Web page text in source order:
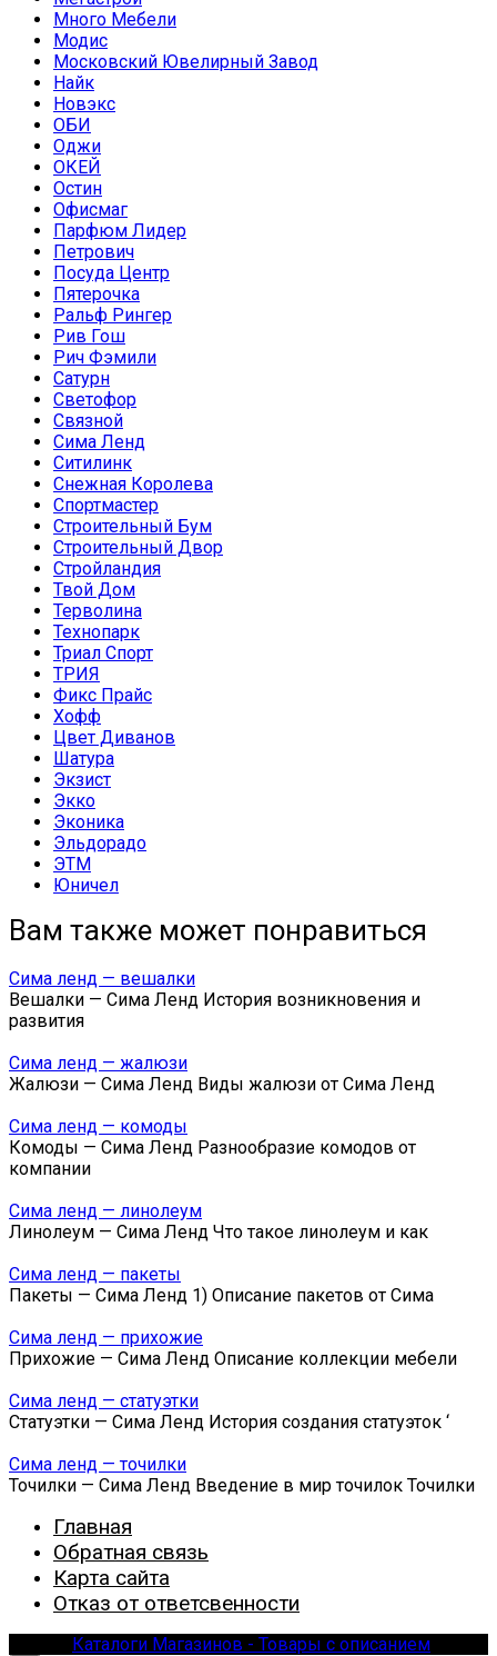
Много Мебели
Модис
Московский Ювелирный Завод
Найк
Новэкс
ОБИ
Оджи
ОКЕЙ
Остин
Офисмаг
Парфюм Лидер
Петрович
Посуда Центр
Пятерочка
Ральф Рингер
Рив Гош
Рич Фэмили
Сатурн
Светофор
Связной
Сима Ленд
Ситилинк
Снежная Королева
Спортмастер
Строительный Бум
Строительный Двор
Стройландия
Твой Дом
Терволина
Технопарк
Триал Спорт
ТРИЯ
Фикс Прайс
Хофф
Цвет Диванов
Шатура
Экзист
Экко
Эконика
Эльдорадо
ЭТМ
Юничел
Вам также может понравиться
Сима ленд — вешалки
Вешалки — Сима Ленд История возникновения и
развития
Сима ленд — жалюзи
Жалюзи — Сима Ленд Виды жалюзи от Сима Ленд
Сима ленд — комоды
Комоды — Сима Ленд Разнообразие комодов от
компании
Сима ленд — линолеум
Линолеум — Сима Ленд Что такое линолеум и как
Сима ленд — пакеты
Пакеты — Сима Ленд 1) Описание пакетов от Сима
Сима ленд — прихожие
Прихожие — Сима Ленд Описание коллекции мебели
Сима ленд — статуэтки
Статуэтки — Сима Ленд История создания статуэток ‘
Сима ленд — точилки
Точилки — Сима Ленд Введение в мир точилок Точилки
Главная
Обратная связь
Карта сайта
Отказ от ответсвенности
Каталоги Магазинов - Товары с описанием